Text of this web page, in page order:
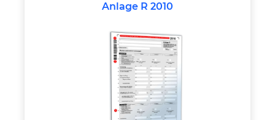
Anlage R 2010